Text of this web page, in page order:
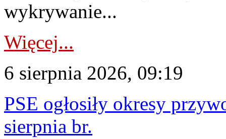
wykrywanie...
Więcej...
6 sierpnia 2026, 09:19
PSE ogłosiły okresy
sierpnia br.